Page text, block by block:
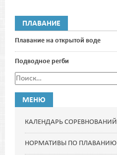
ПЛАВАНИЕ
Плавание на открытой воде
Подводное регби
МЕНЮ
КАЛЕНДАРЬ СОРЕВНОВАНИЙ
НОРМАТИВЫ ПО ПЛАВАНИЮ